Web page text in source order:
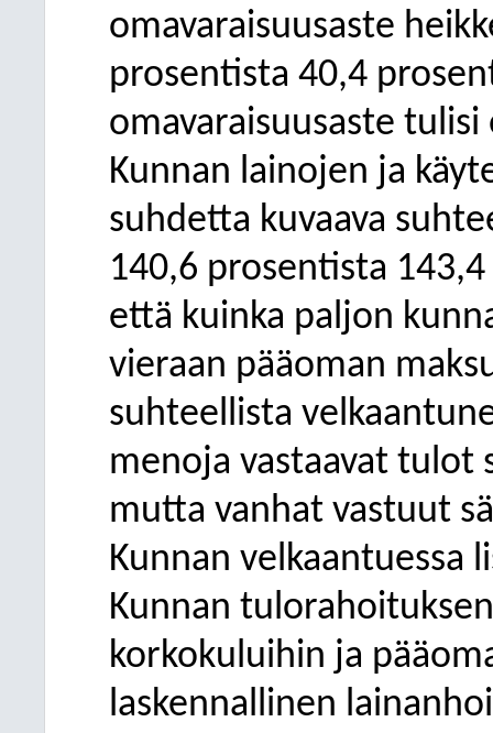
omavaraisuusaste
prosentista 40,4
omavaraisuusaste
Kunnan lainojen ja
suhdetta kuvaava
140,6 prosentista
että kuinka paljon
vieraan pääoman
suhteellista
menoja vastaavat tulot
mutta vanhat vastuut
Kunnan velkaantuessa
Kunnan
korkokuluihin ja
laskennallinen